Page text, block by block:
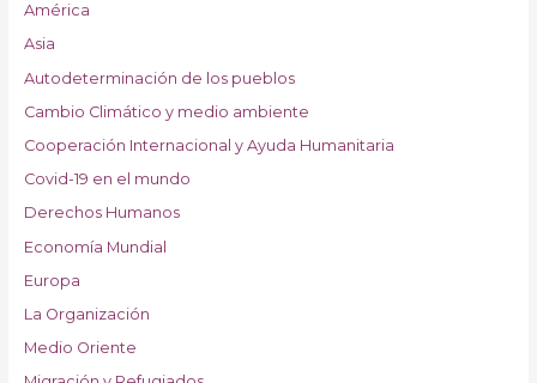
América
Asia
Autodeterminación de los pueblos
Cambio Climático y medio ambiente
Cooperación Internacional y Ayuda Humanitaria
Covid-19 en el mundo
Derechos Humanos
Economía Mundial
Europa
La Organización
Medio Oriente